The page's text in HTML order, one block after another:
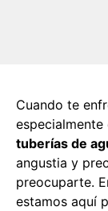
Cuando te
especialmente
tuberías de
angustia y
preocuparte.
estamos aquí